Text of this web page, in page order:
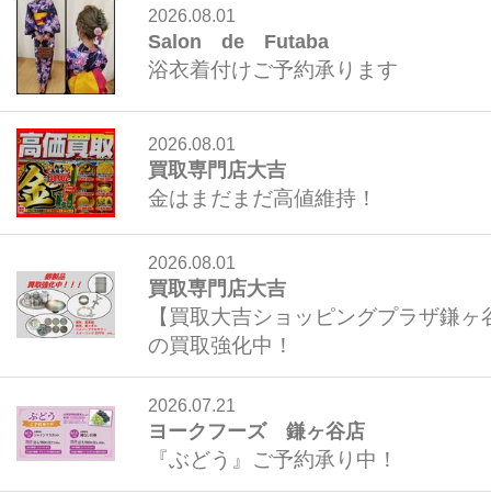
2026.08.01
Salon de Futaba
浴衣着付けご予約承ります
2026.08.01
買取専門店大吉
金はまだまだ高値維持！
2026.08.01
買取専門店大吉
【買取大吉ショッピングプラザ鎌ヶ
の買取強化中！
2026.07.21
ヨークフーズ 鎌ヶ谷店
『ぶどう』ご予約承り中！